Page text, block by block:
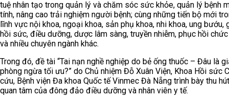
tuệ nhân tạo trong quản lý và chăm sóc sức khỏe, quản lý bệnh
tính, nâng cao trải nghiệm người bệnh; cùng những tiến bộ mới
lĩnh vực nội khoa, ngoại khoa, sản phụ khoa, nhi khoa, ung bướu,
hồi sức, điều dưỡng, dược lâm sàng, truyền nhiễm, phục hồi
và nhiều chuyên ngành khác.
Trong đó, đề tài “Tai nạn nghề nghiệp do bẻ ống thuốc – Đâu là
phòng ngừa tối ưu?” do Chủ nhiệm Đỗ Xuân Viện, Khoa Hồi sức
cứu, Bệnh viện Đa khoa Quốc tế Vinmec Đà Nẵng trình bày thu
quan tâm của đông đảo điều dưỡng và nhân viên y tế.